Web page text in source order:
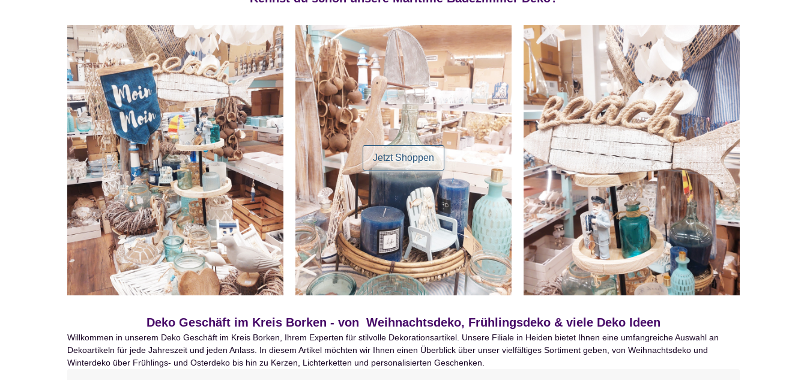
Jetzt Shoppen
Deko Geschäft im Kreis Borken - von Weihnachtsdeko, Frühlingsdeko & viele Deko Ideen
Willkommen in unserem Deko Geschäft im Kreis Borken, Ihrem Experten für stilvolle Dekorationsartikel. Unsere Filiale in Heiden bietet Ihnen eine umfangreiche Auswahl an
Dekoartikeln für jede Jahreszeit und jeden Anlass. In diesem Artikel möchten wir Ihnen einen Überblick über unser vielfältiges Sortiment geben, von Weihnachtsdeko und
Winterdeko über Frühlings- und Osterdeko bis hin zu Kerzen, Lichterketten und personalisierten Geschenken.